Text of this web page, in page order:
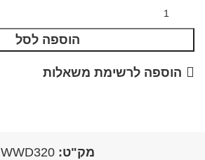
הוספה לסל
הוספה לרשימת משאלות
מק"ט: WWD320